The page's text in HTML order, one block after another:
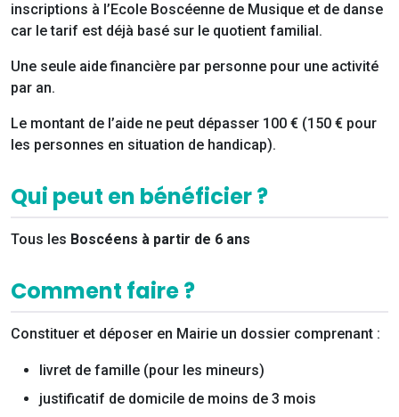
inscriptions à l’Ecole Boscéenne de Musique et de danse
car le tarif est déjà basé sur le quotient familial.
Une seule aide financière par personne pour une activité
par an.
Le montant de l’aide ne peut dépasser 100 € (150 € pour
les personnes en situation de handicap).
Qui peut en bénéficier ?
Tous les Boscéens à partir de 6 ans
Comment faire ?
Constituer et déposer en Mairie un dossier comprenant :
livret de famille (pour les mineurs)
justificatif de domicile de moins de 3 mois